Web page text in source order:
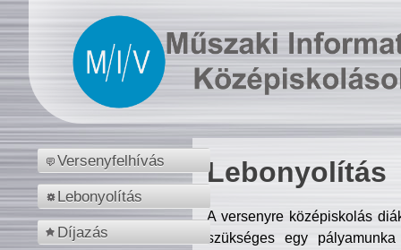
Versenyfelhívás
Lebonyolítás
Díjazás
Lebonyolítás
A versenyre középiskolás
szükséges egy